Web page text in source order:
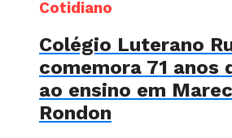
Cotidiano
Colégio Luterano
comemora 71 anos
ao ensino em
Rondon